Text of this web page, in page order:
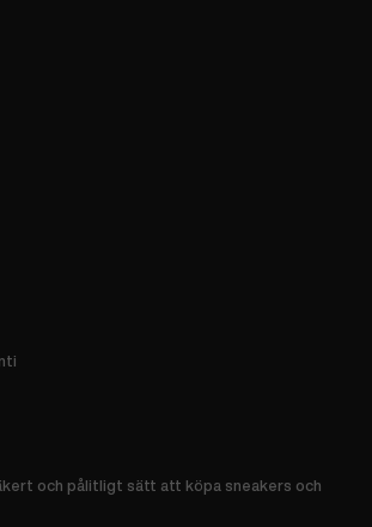
och pålitligt sätt att köpa sneakers och